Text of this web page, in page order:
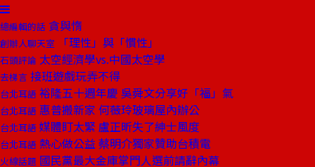
總編輯的話 貪與惰
創辦人聊天室 「理性」與「慣性」
石頭評論 太空經濟學vs.中國太空學
去梯言 接班遊戲玩弄不得
台北耳語 裕隆五十週年慶 吳舜文分享好「福」氣
台北耳語 惠普搬新家 何薇玲玻璃屋內辦公
台北耳語 媒體盯太緊 盧正昕失了紳士風度
台北耳語 熱心做公益 蔡明介獨家贊助台積電
火線話題 國民黨最大金庫掌門人選前請辭內幕